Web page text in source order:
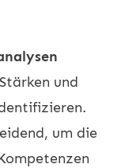
und
um die